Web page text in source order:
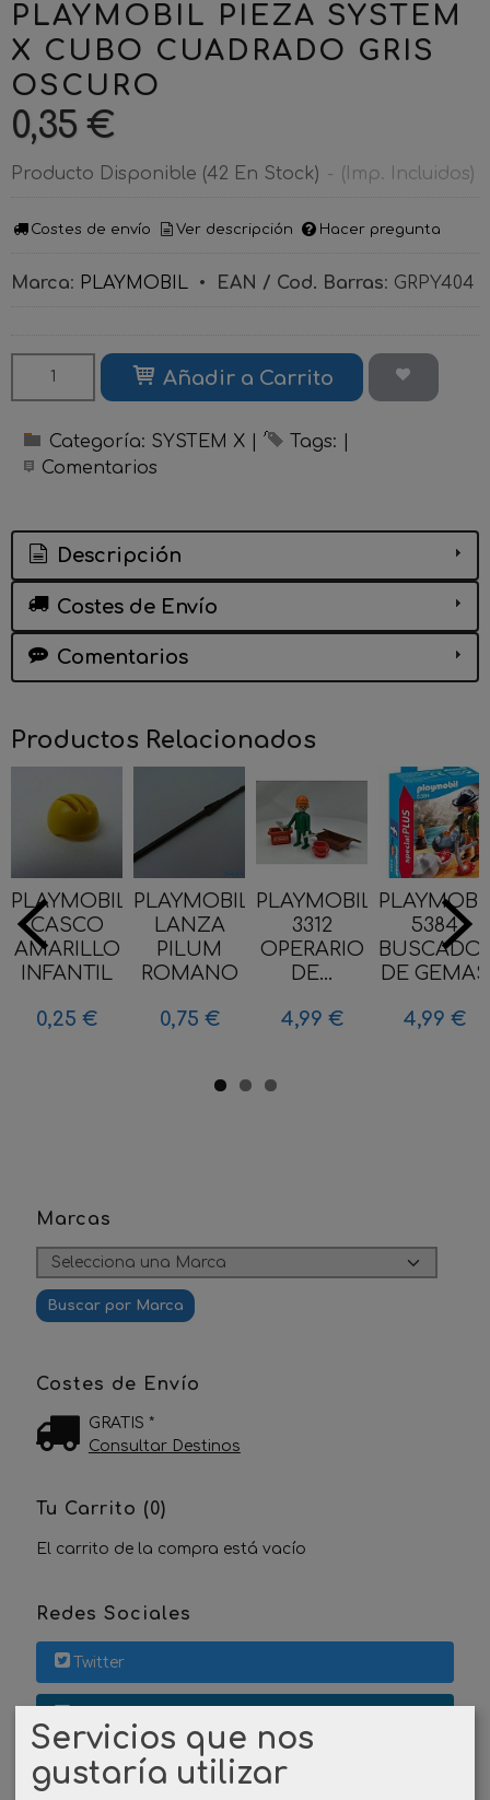
Marcas
Costes de Envío
GRATIS *
Consultar Destinos
Tu Carrito (0)
El carrito de la compra está vacío
Redes Sociales
Twitter
Instagram
PLAYMOBIL PIEZA SYSTEM
X CUBO CUADRADO GRIS
OSCURO
0,35 €
Producto Disponible (42 En Stock) - (Imp. Incluidos)
Costes de envío Ver descripción Hacer pregunta
Marca: PLAYMOBIL • EAN / Cod. Barras: GRPY404
Añadir a Carrito
Categoría: SYSTEM X Tags:
Comentarios
Descripción
Costes de Envío
Comentarios
Productos Relacionados
PLAYMOBIL
CASCO
AMARILLO
INFANTIL
0,25 €
PLAYMOBIL
LANZA
PILUM
ROMANO
0,75 €
PLAYMOBIL
3312
OPERARIO
DE...
4,99 €
5384
DE GEMAS
4,99 €
Servicios que nos
gustaría utilizar